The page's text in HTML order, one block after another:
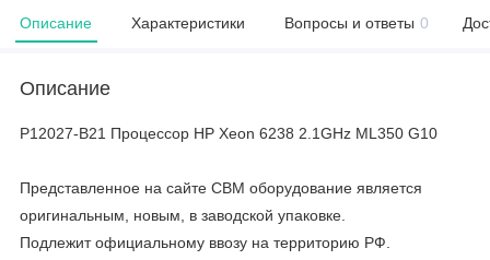
Описание Характеристики Вопросы и ответы 0
Описание
P12027-B21 Процессор HP Xeon 6238 2.1GHz ML350 G10
Представленное на сайте CBM оборудование является
оригинальным, новым, в заводской упаковке.
Подлежит официальному ввозу на территорию РФ.